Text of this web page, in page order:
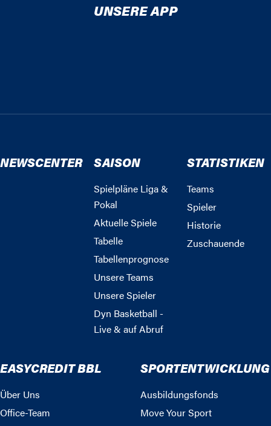
UNSERE APP
NEWSCENTER SAISON
Spielpläne Liga &
Pokal
Aktuelle Spiele
Tabelle
Tabellenprognose
Unsere Teams
Unsere Spieler
Dyn Basketball -
Live & auf Abruf
STATISTIKEN
Teams
Spieler
Historie
Zuschauende
EASYCREDIT BBL
Über Uns
Office-Team
SPORTENTWICKLUNG
Ausbildungsfonds
Move Your Sport